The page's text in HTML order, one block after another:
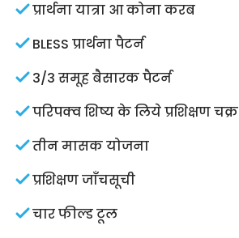
प्रार्थना यात्रा आ कोना करब
BLESS प्रार्थना पैटर्न
3/3 समूह बैसारक पैटर्न
परिपक्व शिष्य के लिये प्रशिक्षण चक्र
तीन मासक योजना
प्रशिक्षण जाँचसूची
चार फील्ड टूल